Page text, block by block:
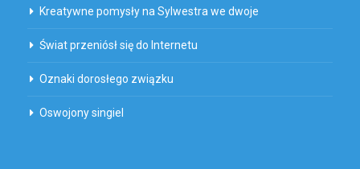
Kreatywne pomysły na Sylwestra we dwoje
Świat przeniósł się do Internetu
Oznaki dorosłego związku
Oswojony singiel